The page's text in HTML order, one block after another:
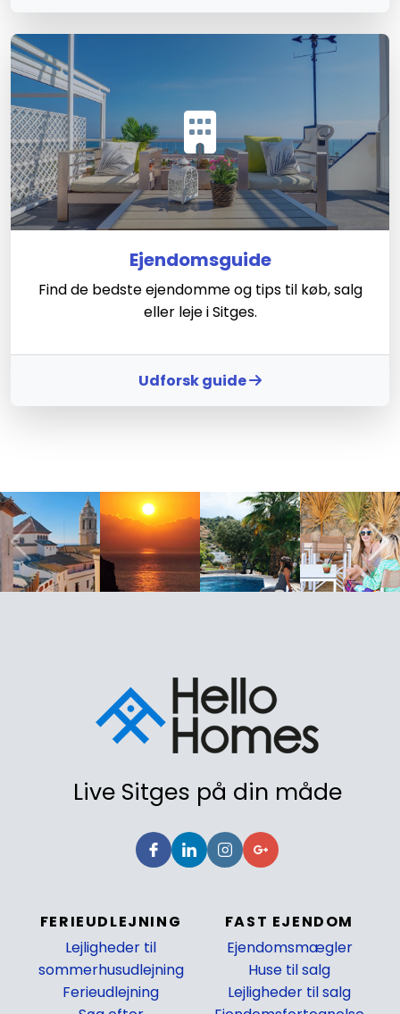
Ejendomsguide
Find de bedste ejendomme og tips til køb, salg
eller leje i Sitges.
Udforsk guide
Live Sitges på din måde
FERIEUDLEJNING
Lejligheder til
sommerhusudlejning
Ferieudlejning
FAST EJENDOM
Ejendomsmægler
Huse til salg
Lejligheder til salg